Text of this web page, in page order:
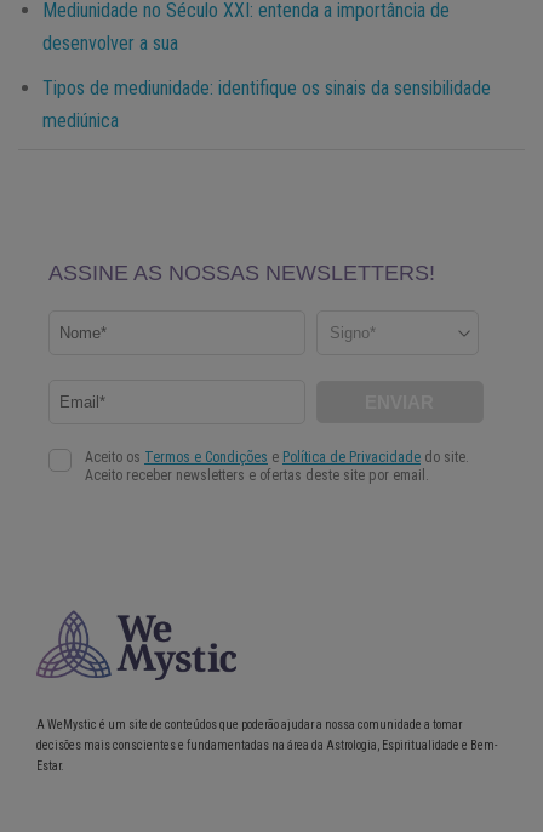
Mediunidade no Século XXI: entenda a importância de
desenvolver a sua
Tipos de mediunidade: identifique os sinais da sensibilidade
mediúnica
A WeMystic é um site de conteúdos que poderão ajudar a nossa comunidade a tomar
decisões mais conscientes e fundamentadas na área da Astrologia, Espiritualidade e Bem-
Estar.